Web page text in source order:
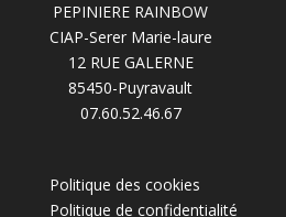
PEPINIERE RAINBOW
CIAP-Serer Marie-laure
12 RUE GALERNE
85450-Puyravault
07.60.52.46.67
Politique des cookies
Politique de confidentialité